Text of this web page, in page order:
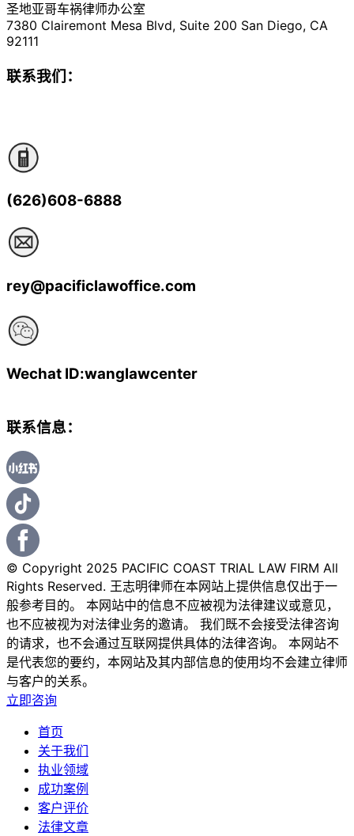
圣地亚哥车祸律师办公室
7380 Clairemont Mesa Blvd, Suite 200 San Diego, CA
92111
联系我们：
(626)608-6888
rey@pacificlawoffice.com
Wechat ID:wanglawcenter
联系信息：
© Copyright 2025 PACIFIC COAST TRIAL LAW FIRM All
Rights Reserved. 王志明律师在本网站上提供信息仅出于一
般参考目的。 本网站中的信息不应被视为法律建议或意见，
也不应被视为对法律业务的邀请。 我们既不会接受法律咨询
的请求，也不会通过互联网提供具体的法律咨询。 本网站不
是代表您的要约，本网站及其内部信息的使用均不会建立律师
与客户的关系。
立即咨询
首页
关于我们
执业领域
成功案例
客户评价
法律文章